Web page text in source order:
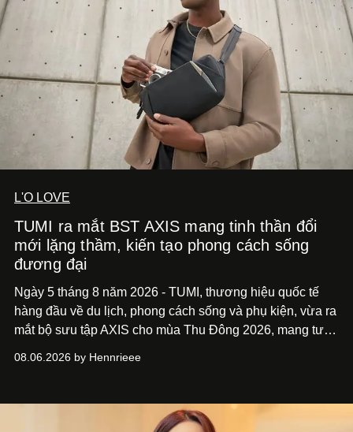
L'O LOVE
TUMI ra mắt BST AXIS mang tinh thần đổi
mới lặng thầm, kiến tạo phong cách sống
đương đại
Ngày 5 tháng 8 năm 2026 - TUMI, thương hiệu quốc tế
hàng đầu về du lịch, phong cách sống và phụ kiện, vừa ra
mắt bộ sưu tập AXIS cho mùa Thu Đông 2026, mang tư
và phong cách sống hiện đại bằng thiết kế sắc nét, chuẩn
08.06.2026 by Hennrieee